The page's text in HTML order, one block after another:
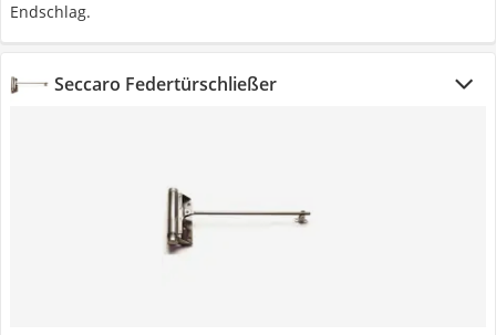
Endschlag.
Seccaro Federtürschließer